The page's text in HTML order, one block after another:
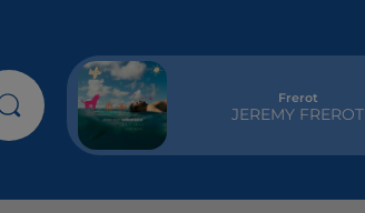
Frerot
JEREMY FREROT